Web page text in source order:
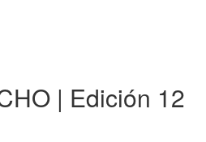
| Edición 12